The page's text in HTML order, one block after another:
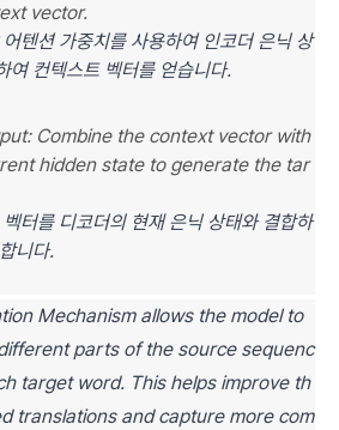
vector.
텐션 가중치를 사용하여 인코더 은닉 상
여 컨텍스트 벡터를 얻습니다.
Combine the context vector with
hidden state to generate the tar
터를 디코더의 현재 은닉 상태와 결합하
니다.
Mechanism allows the model to
parts of the source sequenc
target word. This helps improve th
translations and capture more com